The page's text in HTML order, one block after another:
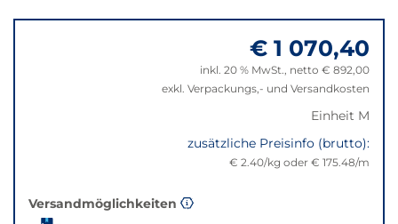
beste
Alternative
zu
€ 1 070,40
inkl. 20 % MwSt., netto € 892,00
exkl. Verpackungs,- und Versandkosten
Einheit M
zusätzliche Preisinfo (brutto):
€ 2.40/kg oder € 175.48/m
Versandmöglichkeiten